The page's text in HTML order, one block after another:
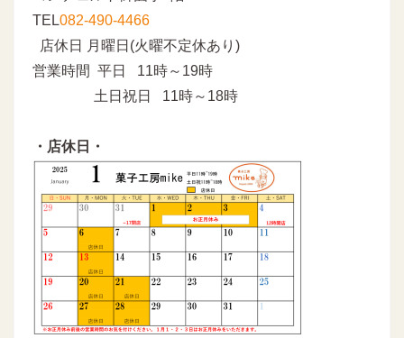
TEL082-490-4466
店休日 月曜日(火曜不定休あり)
営業時間 平日 11時～19時
土日祝日 11時～18時
・店休日・